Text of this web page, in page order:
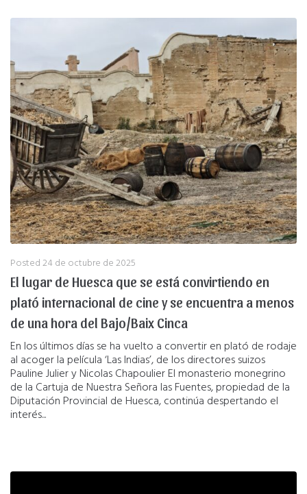
Posted24 de octubre de 2025
El lugar de Huesca que se está convirtiendo en
plató internacional de cine y se encuentra a menos
de una hora del Bajo/Baix Cinca
En los últimos días se ha vuelto a convertir en plató de rodaje
al acoger la película ‘Las Indias’, de los directores suizos
Pauline Julier y Nicolas Chapoulier El monasterio monegrino
de la Cartuja de Nuestra Señora las Fuentes, propiedad de la
Diputación Provincial de Huesca, continúa despertando el
interés...